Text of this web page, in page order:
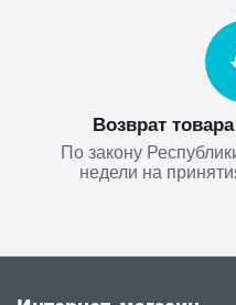
Возврат
По закону
недели на